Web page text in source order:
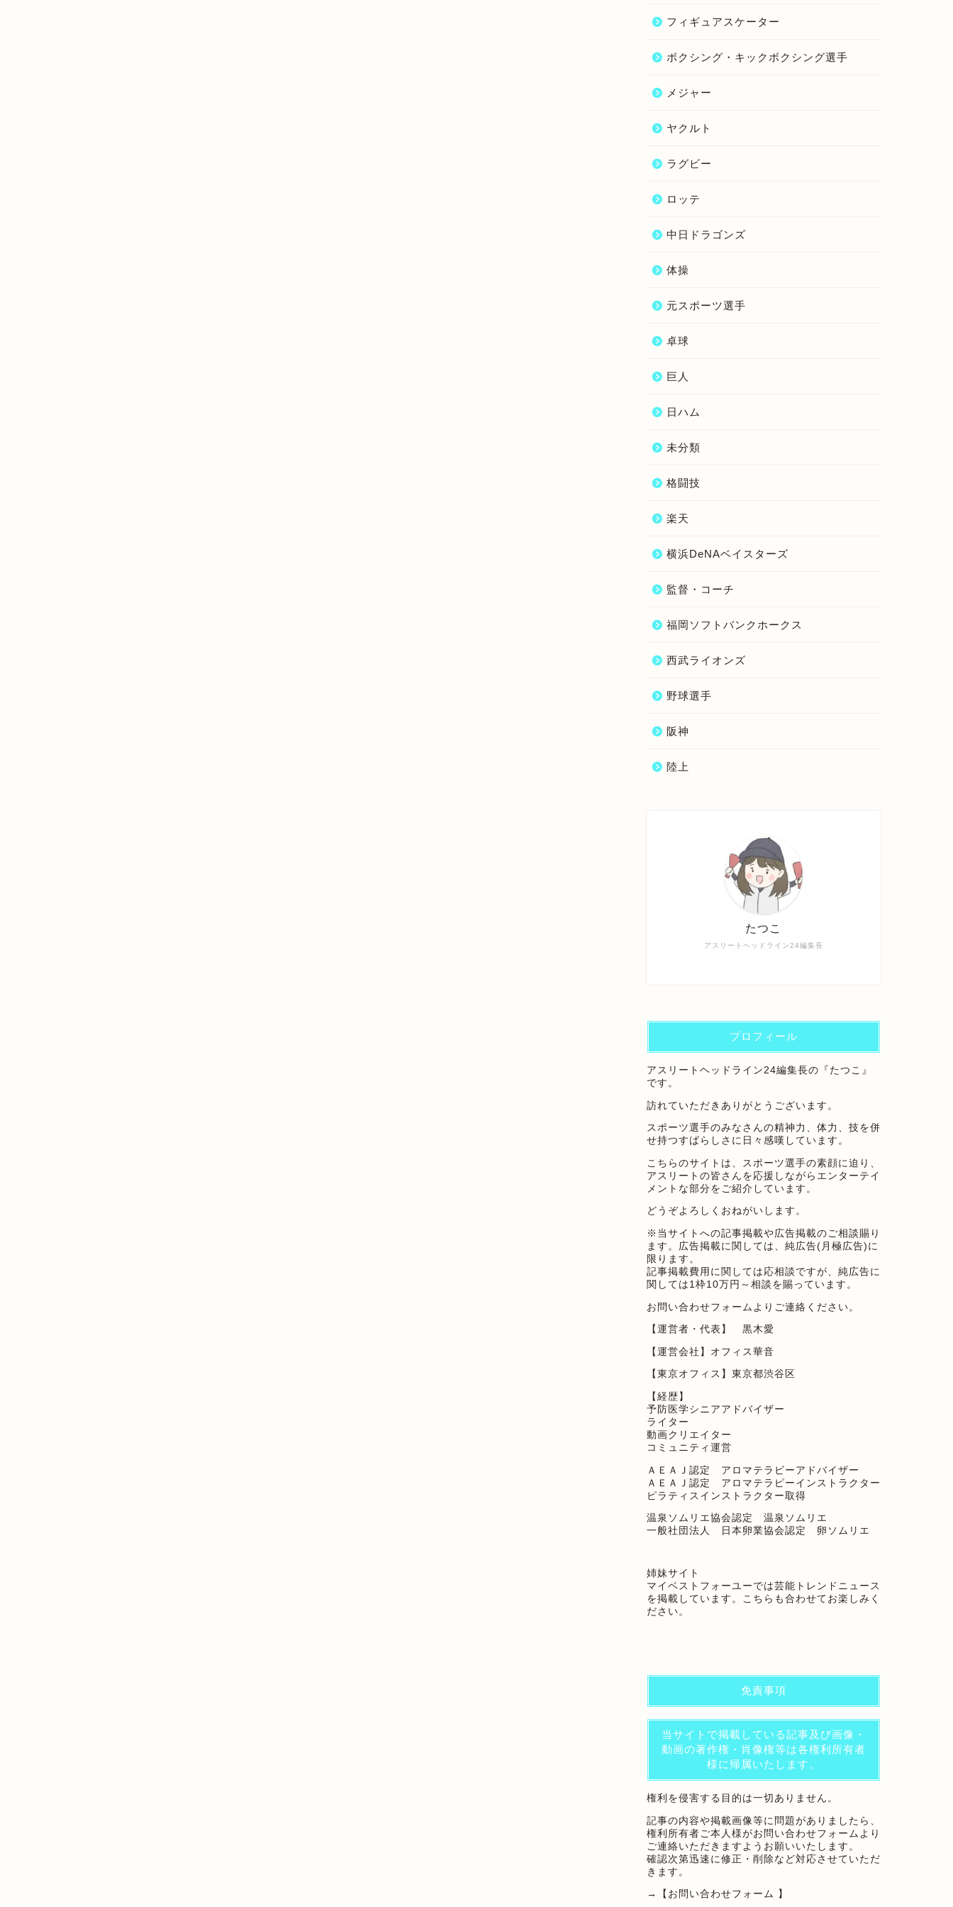
フィギュアスケーター
ボクシング・キックボクシング選手
メジャー
ヤクルト
ラグビー
ロッテ
中日ドラゴンズ
体操
元スポーツ選手
卓球
巨人
日ハム
未分類
格闘技
楽天
横浜DeNAベイスターズ
監督・コーチ
福岡ソフトバンクホークス
西武ライオンズ
野球選手
阪神
陸上
アスリートヘッドライン24編集長
たつこ
プロフィール
アスリートヘッドライン24編集長の『たつこ』
です。
訪れていただきありがとうございます。
スポーツ選手のみなさんの精神力、体力、技を併
せ持つすばらしさに日々感嘆しています。
こちらのサイトは、スポーツ選手の素顔に迫り、
アスリートの皆さんを応援しながらエンターテイ
メントな部分をご紹介しています。
どうぞよろしくおねがいします。
※当サイトへの記事掲載や広告掲載のご相談賜り
ます。広告掲載に関しては、純広告(月極広告)に
限ります。
記事掲載費用に関しては応相談ですが、純広告に
関しては1枠10万円～相談を賜っています。
お問い合わせフォーム よりご連絡ください。
【運営者・代表】 黒木愛
【運営会社】オフィス華音
【東京オフィス】東京都渋谷区
【経歴】
予防医学シニアアドバイザー
ライター
動画クリエイター
コミュニティ運営
ＡＥＡＪ認定 アロマテラビーアドバイザー
ＡＥＡＪ認定 アロマテラピーインストラクター
ピラティスインストラクター取得
温泉ソムリエ協会認定 温泉ソムリエ
一般社団法人 日本卵業協会認定 卵ソムリエ
姉妹サイト
マイベストフォーユー では芸能トレンドニュース
を掲載しています。こちらも合わせてお楽しみく
ださい。
免責事項
当サイトで掲載している記事及び画像・
動画の著作権・肖像権等は各権利所有者
様に帰属いたします。
権利を侵害する目的は一切ありません。
記事の内容や掲載画像等に問題がありましたら、
権利所有者ご本人様がお問い合わせフォームより
ご連絡いただきますようお願いいたします。
確認次第迅速に修正・削除など対応させていただ
きます。
→ 【お問い合わせフォーム 】